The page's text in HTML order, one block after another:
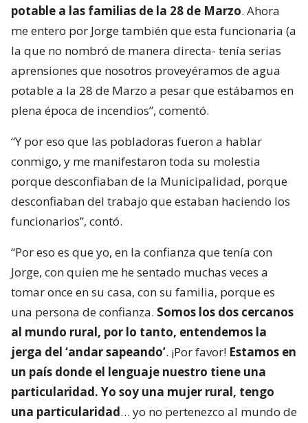
potable a las familias de la 28 de Marzo. Ahora
me entero por Jorge también que esta funcionaria (a
la que no nombró de manera directa- tenía serias
aprensiones que nosotros proveyéramos de agua
potable a la 28 de Marzo a pesar que estábamos en
plena época de incendios”, comentó.
“Y por eso que las pobladoras fueron a hablar
conmigo, y me manifestaron toda su molestia
porque desconfiaban de la Municipalidad, porque
desconfiaban del trabajo que estaban haciendo los
funcionarios”, contó.
“Por eso es que yo, en la confianza que tenía con
Jorge, con quien me he sentado muchas veces a
tomar once en su casa, con su familia, porque es
una persona de confianza. Somos los dos cercanos
al mundo rural, por lo tanto, entendemos la
jerga del ‘andar sapeando’. ¡Por favor! Estamos en
un país donde el lenguaje nuestro tiene una
particularidad. Yo soy una mujer rural, tengo
una particularidad… yo no pertenezco al mundo de